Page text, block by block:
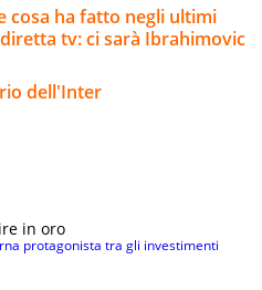
cosa ha fatto negli ultimi
tv: ci sarà Ibrahimovic
dell'Inter
in oro
protagonista tra gli investimenti